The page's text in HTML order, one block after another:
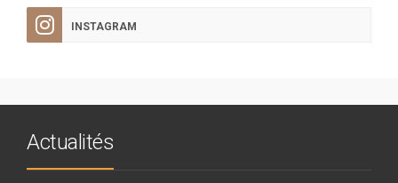
INSTAGRAM
Actualités